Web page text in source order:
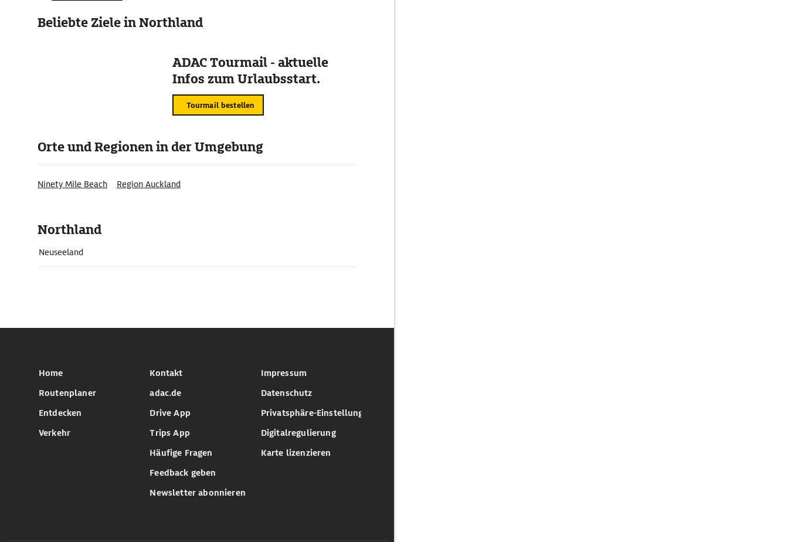
Beliebte Ziele in Northland
ADAC Tourmail - aktuelle
Infos zum Urlaubsstart.
Tourmail bestellen
Orte und Regionen in der Umgebung
Ninety Mile Beach Region Auckland
Northland
Neuseeland
Home
Routenplaner
Entdecken
Verkehr
Kontakt
adac.de
Drive App
Trips App
Häufige Fragen
Feedback geben
Newsletter abonnieren
Impressum
Datenschutz
Privatsphäre-Einstellungen
Digitalregulierung
Karte lizenzieren